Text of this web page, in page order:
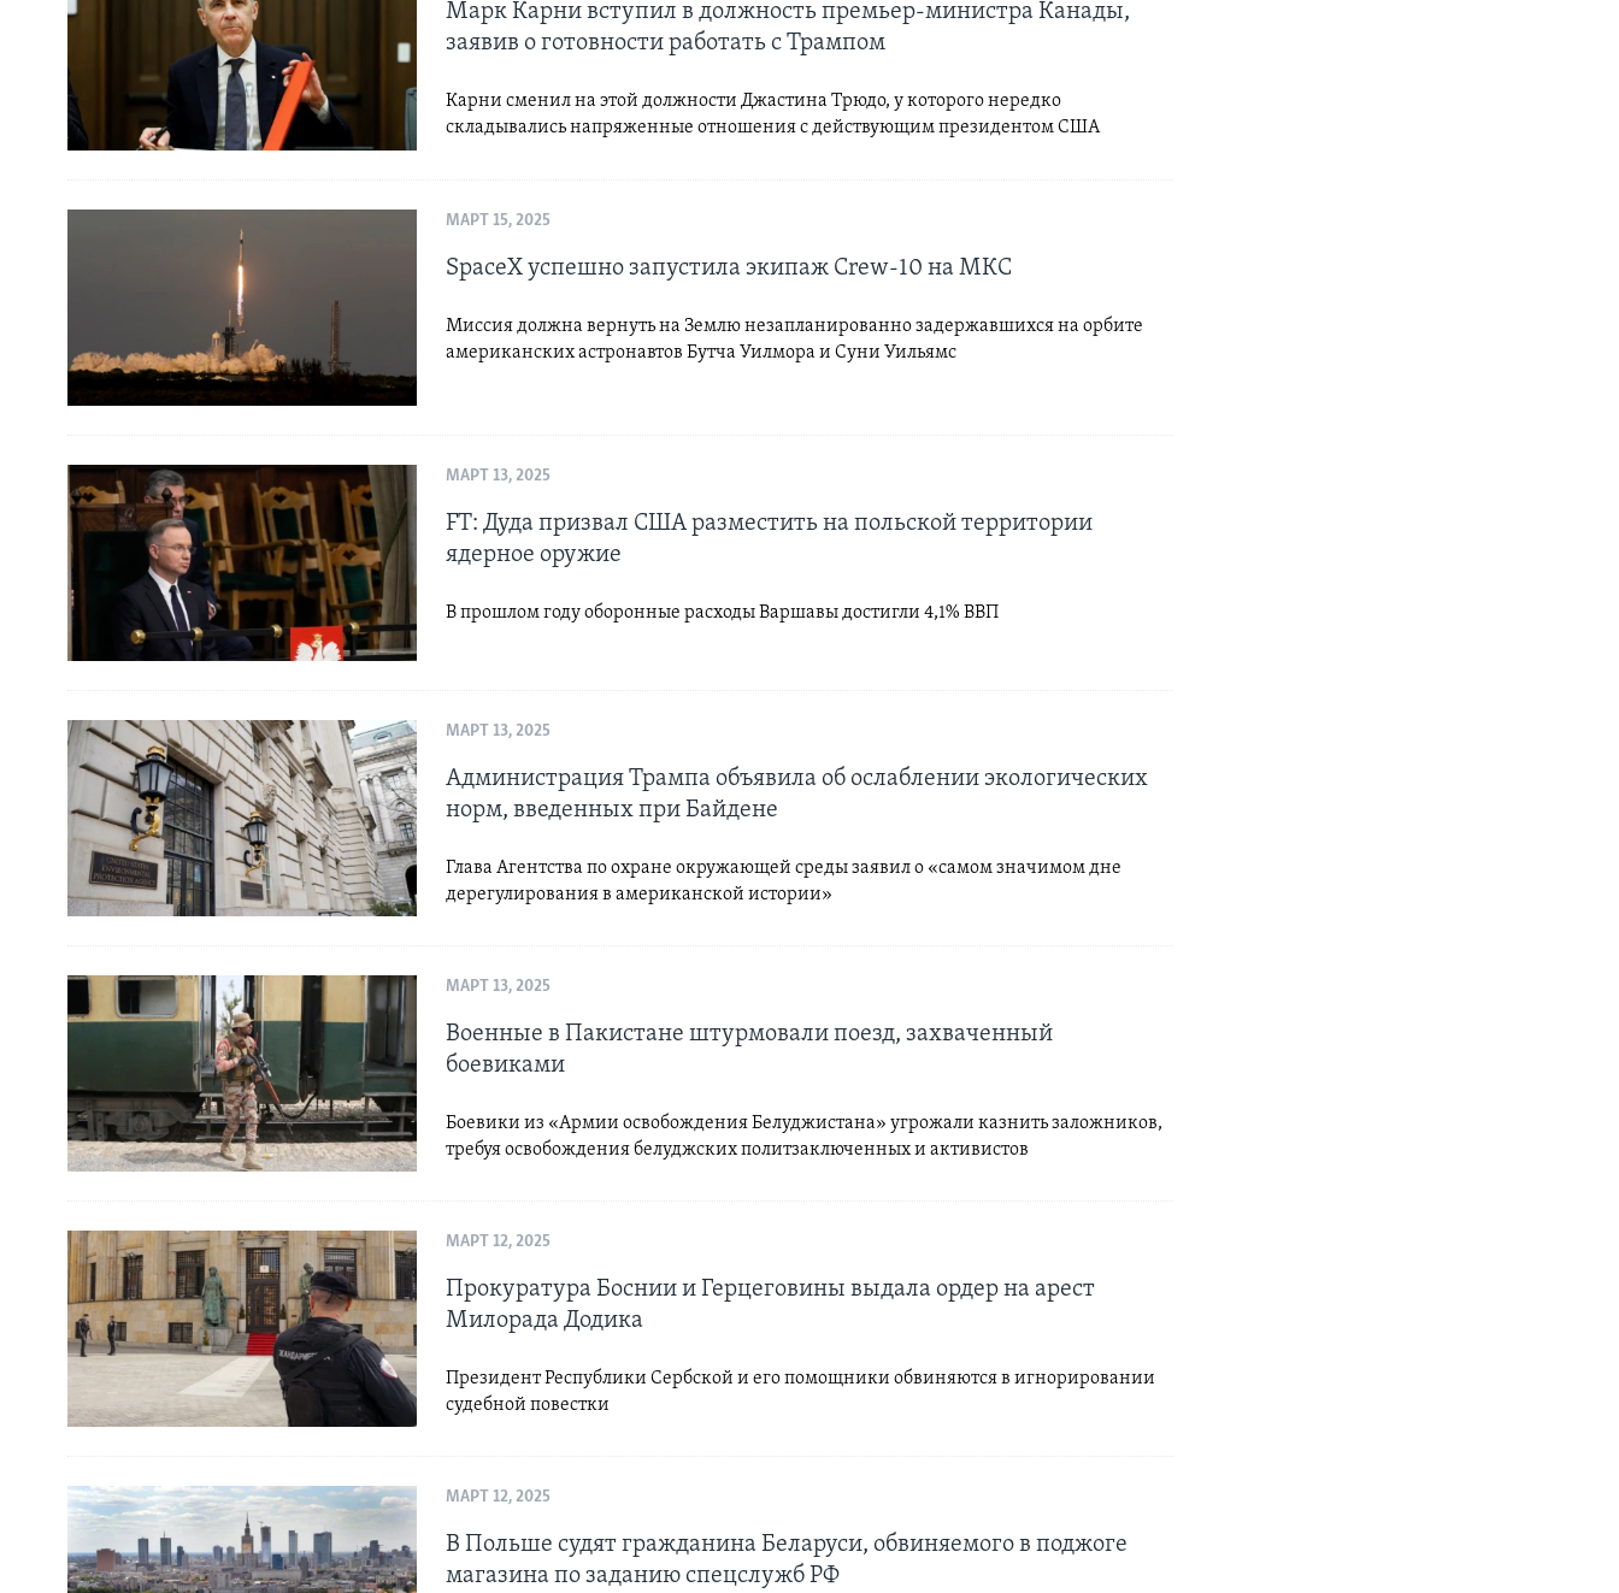
Марк Карни вступил в должность премьер-министра Канады,
заявив о готовности работать с Трампом
Карни сменил на этой должности Джастина Трюдо, у которого нередко
складывались напряженные отношения с действующим президентом США
МАРТ 15, 2025
SpaceX успешно запустила экипаж Crew-10 на МКС
Миссия должна вернуть на Землю незапланированно задержавшихся на орбите
американских астронавтов Бутча Уилмора и Суни Уильямс
МАРТ 13, 2025
FT: Дуда призвал США разместить на польской территории
ядерное оружие
В прошлом году оборонные расходы Варшавы достигли 4,1% ВВП
МАРТ 13, 2025
Администрация Трампа объявила об ослаблении экологических
норм, введенных при Байдене
Глава Агентства по охране окружающей среды заявил о «самом значимом дне
дерегулирования в американской истории»
МАРТ 13, 2025
Военные в Пакистане штурмовали поезд, захваченный
боевиками
Боевики из «Армии освобождения Белуджистана» угрожали казнить заложников,
требуя освобождения белуджских политзаключенных и активистов
МАРТ 12, 2025
Прокуратура Боснии и Герцеговины выдала ордер на арест
Милорада Додика
Президент Республики Сербской и его помощники обвиняются в игнорировании
судебной повестки
МАРТ 12, 2025
В Польше судят гражданина Беларуси, обвиняемого в поджоге
магазина по заданию спецслужб РФ